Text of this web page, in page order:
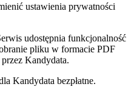
ustawienia prywatności
udostępnia funkcjonalność
pliku w formacie PDF
Kandydata.
Kandydata bezpłatne.